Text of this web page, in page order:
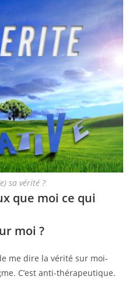
sa vérité ?
que moi ce qui
moi ?
me dire la vérité sur moi-
C’est anti-thérapeutique.